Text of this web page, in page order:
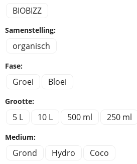
BIOBIZZ
Samenstelling:
organisch
Fase:
Groei Bloei
Grootte:
5 L 10 L 500 ml 250 ml
Medium:
Grond Hydro Coco